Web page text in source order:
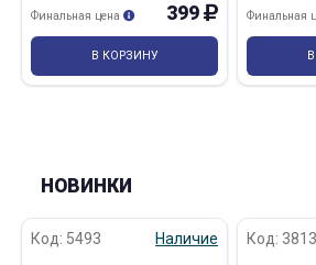
399
Финальная цена
В КОРЗИНУ
Финальная
НОВИНКИ
Код: 5493 Наличие Код: 3813